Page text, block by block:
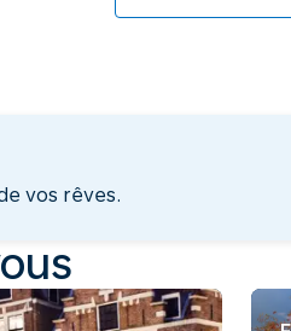
vos rêves.